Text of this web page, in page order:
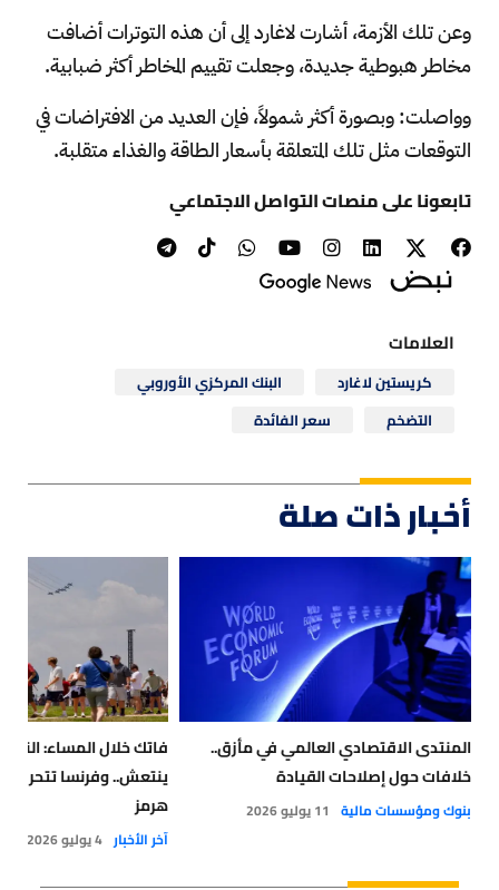
وعن تلك الأزمة، أشارت لاغارد إلى أن هذه التوترات أضافت
مخاطر هبوطية جديدة، وجعلت تقييم المخاطر أكثر ضبابية.
وواصلت: وبصورة أكثر شمولاً، فإن العديد من الافتراضات في
التوقعات مثل تلك المتعلقة بأسعار الطاقة والغذاء متقلبة.
تابعونا على منصات التواصل الاجتماعي
العلامات
كريستين لاغارد
البنك المركزي الأوروبي
التضخم
سعر الفائدة
أخبار ذات صلة
المنتدى الاقتصادي العالمي في مأزق..
خلافات حول إصلاحات القيادة
بنوك ومؤسسات مالية 11 يوليو 2026
فاتك خلال المساء:
ينتعش.. وفرنسا تتحرك
هرمز
آخر الأخبار 4 يوليو 2026